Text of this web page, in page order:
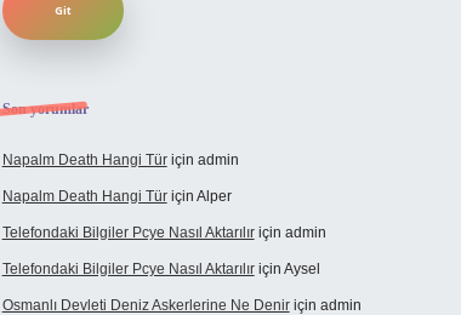
Son yorumlar
Napalm Death Hangi Türiçin admin
Napalm Death Hangi Türiçin Alper
Telefondaki Bilgiler Pcye Nasıl Aktarılıriçin admin
Telefondaki Bilgiler Pcye Nasıl Aktarılıriçin Aysel
Osmanlı Devleti Deniz Askerlerine Ne Deniriçin admin